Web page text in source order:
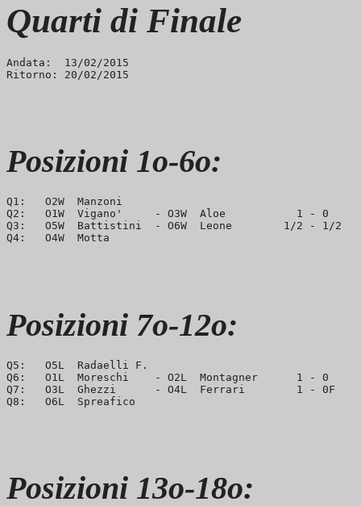
Quarti di Finale
Andata:  13/02/2015
Posizioni 1o-6o:
Q1:   O2W  Manzoni
Q2:   O1W  Vigano'     - O3W  Aloe           1 - 0
Q3:   O5W  Battistini  - O6W  Leone        1/2 - 1/
Posizioni 7o-12o:
Q5:   O5L  Radaelli F.
Q6:   O1L  Moreschi    - O2L  Montagner      1 - 0
Q7:   O3L  Ghezzi      - O4L  Ferrari        1 - 0F
Posizioni 13o-18o: